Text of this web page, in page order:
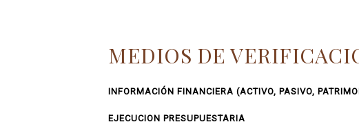
MEDIOS DE
INFORMACIÓN FINANCIERA (ACTIVO, PASIVO,
EJECUCION PRESUPUESTARIA